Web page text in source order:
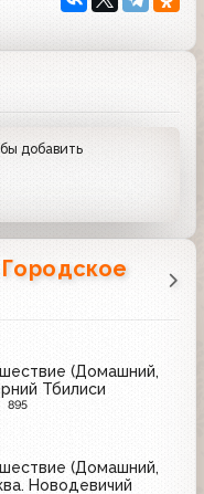
добавить
Городское
(Домашний,
Тбилиси
895
(Домашний,
Новодевичий